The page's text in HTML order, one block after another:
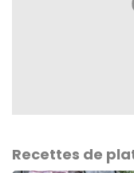
Recettes de